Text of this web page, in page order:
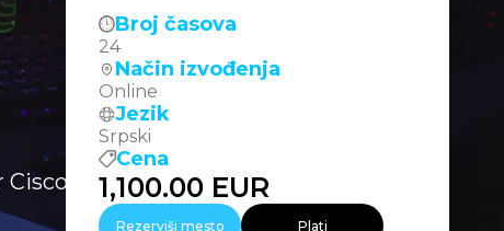
Data Center Solutions –
Broj časova
24
Način izvođenja
Online
Jezik
Srpski
Cena
1,100.00 EUR
Rezerviši mesto Plati